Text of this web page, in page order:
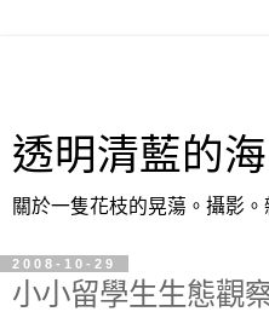
透明清藍的海
關於一隻花枝的晃蕩。攝影。
2008-10-29
小小留學生生態觀